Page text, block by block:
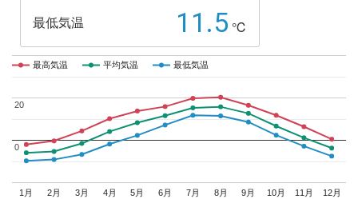
最低気温
11.5 ℃
1月 2月 3月 4月 5月 6月 7月 8月 9月 10月 11月 12月
0
0
20
20
最高気温
最高気温 平均気温
平均気温 最低気温
最低気温